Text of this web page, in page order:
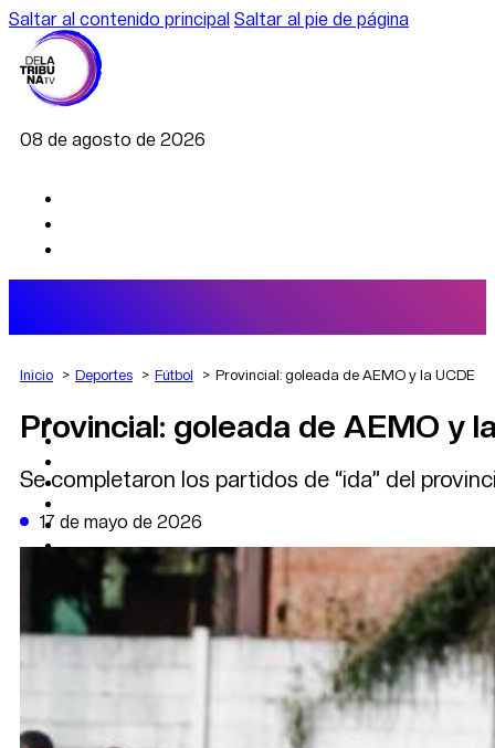
Saltar al contenido principal Saltar al pie de página
08 de agosto de 2026
AGRO
DEPORTES
POLÍTICA
DATA FIRME
DE LA TRIBUNA TV
Inicio Deportes Fútbol Provincial: goleada de AEMO y la UCDE
Provincial: goleada de AEMO y
Se completaron los partidos de “ida” del
17 de mayo de 2026